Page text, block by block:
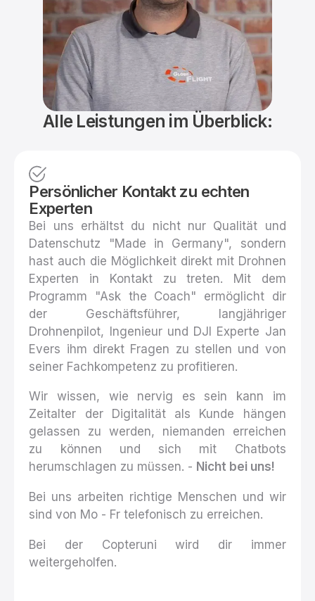
Alle Leistungen im Überblick:
Persönlicher Kontakt zu echten
Experten
Bei uns erhältst du nicht nur Qualität und
Datenschutz "Made in Germany", sondern
hast auch die Möglichkeit direkt mit Drohnen
Experten in Kontakt zu treten. Mit dem
Programm "Ask the Coach" ermöglicht dir
der Geschäftsführer, langjähriger
Drohnenpilot, Ingenieur und DJI Experte Jan
Evers ihm direkt Fragen zu stellen und von
seiner Fachkompetenz zu profitieren.
Wir wissen, wie nervig es sein kann im
Zeitalter der Digitalität als Kunde hängen
gelassen zu werden, niemanden erreichen
zu können und sich mit Chatbots
herumschlagen zu müssen. - Nicht bei uns!
Bei uns arbeiten richtige Menschen und wir
sind von Mo - Fr telefonisch zu erreichen.
Bei der Copteruni wird dir immer
weitergeholfen.